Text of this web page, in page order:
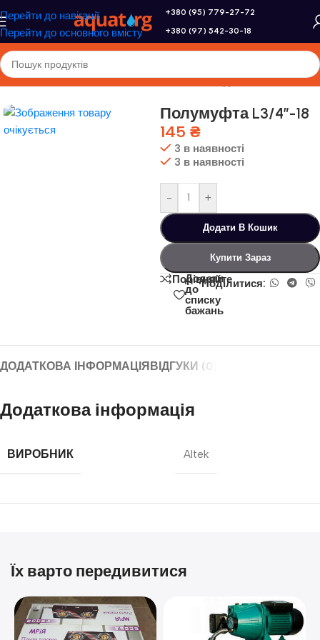
Перейти до навігації
Перейти до основного вмісту
+380 (95) 779-27-72
+380 (97) 542-30-18
Головна/Altek/Геліосистеми/Запасні частини для геліосистем
Полумуфта L3/4″-18
145 ₴
3 в наявності
3 в наявності
- +
Додати В Кошик
Купити Зараз
Порівняйте
Додати
до
списку
бажань
Поділитися:
ДОДАТКОВА ІНФОРМАЦІЯВІДГУКИ (0)
Додаткова інформація
ВИРОБНИК Altek
Їх варто передивитися